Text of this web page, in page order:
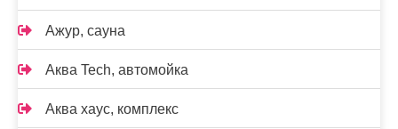
Ажур, сауна
Аква Tech, автомойка
Аква хаус, комплекс